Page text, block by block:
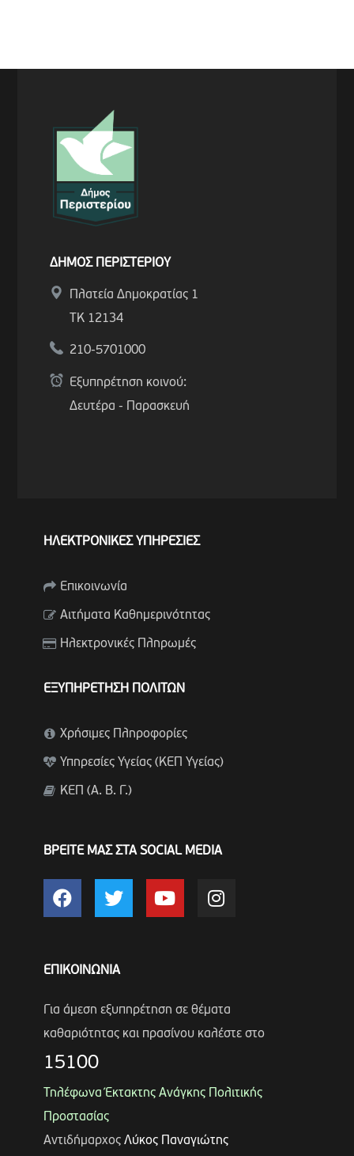
ΔΗΜΟΣ ΠΕΡΙΣΤΕΡΙΟΥ
Πλατεία Δημοκρατίας 1
ΤΚ 12134
210-5701000
Εξυπηρέτηση κοινού:
Δευτέρα - Παρασκευή
ΗΛΕΚΤΡΟΝΙΚΕΣ ΥΠΗΡΕΣΙΕΣ
Επικοινωνία
Αιτήματα Καθημερινότητας
Ηλεκτρονικές Πληρωμές
ΕΞΥΠΗΡΕΤΗΣΗ ΠΟΛΙΤΩΝ
Χρήσιμες Πληροφορίες
Υπηρεσίες Υγείας (ΚΕΠ Υγείας)
ΚΕΠ (Α. Β. Γ.)
ΒΡΕΙΤΕ ΜΑΣ ΣΤΑ SOCIAL MEDIA
ΕΠΙΚΟΙΝΩΝΙΑ
Για άμεση εξυπηρέτηση σε θέματα
καθαριότητας και πρασίνου καλέστε στο
15100
Τηλέφωνα Έκτακτης Ανάγκης Πολιτικής
Προστασίας
Αντιδήμαρχος Λύκος Παναγιώτης